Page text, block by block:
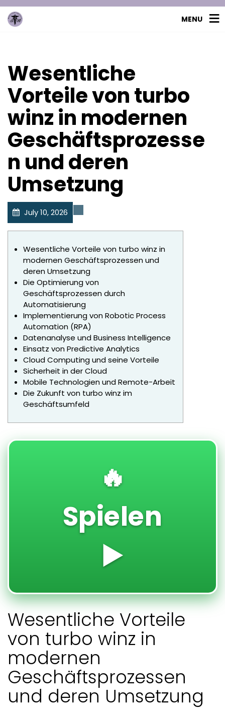
MENU
Wesentliche
Vorteile von turbo
winz in modernen
Geschäftsprozesse
n und deren
Umsetzung
July 10, 2026
Wesentliche Vorteile von turbo winz in
modernen Geschäftsprozessen und
deren Umsetzung
Die Optimierung von
Geschäftsprozessen durch
Automatisierung
Implementierung von Robotic Process
Automation (RPA)
Datenanalyse und Business Intelligence
Einsatz von Predictive Analytics
Cloud Computing und seine Vorteile
Sicherheit in der Cloud
Mobile Technologien und Remote-Arbeit
Die Zukunft von turbo winz im
Geschäftsumfeld
🔥
Spielen
▶️
Wesentliche Vorteile
von turbo winz in
modernen
Geschäftsprozessen
und deren Umsetzung